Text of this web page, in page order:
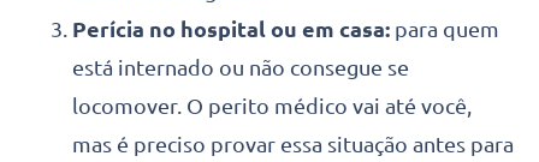
Perícia no hospital ou em casa: para quem
está internado ou não consegue se
locomover. O perito médico vai até você,
mas é preciso provar essa situação antes para